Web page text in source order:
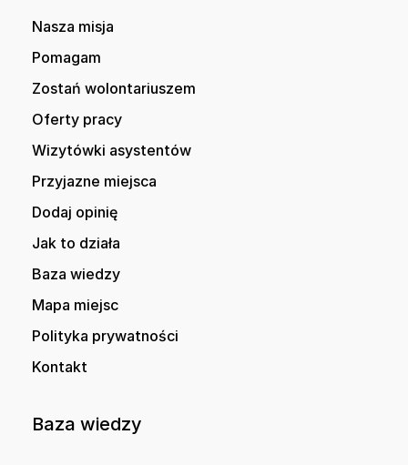
Nasza misja
Pomagam
Zostań wolontariuszem
Oferty pracy
Wizytówki asystentów
Przyjazne miejsca
Dodaj opinię
Jak to działa
Baza wiedzy
Mapa miejsc
Polityka prywatności
Kontakt
Baza wiedzy